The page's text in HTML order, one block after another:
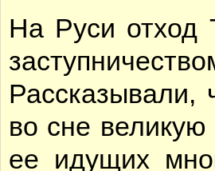
На Ру­си от­ход
Рас­ска­зы­ва­ли,
во сне
ее иду­щих